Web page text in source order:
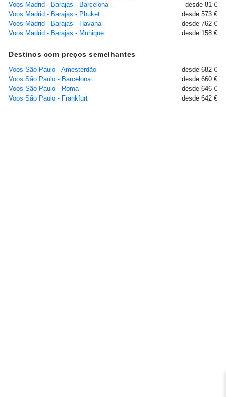
Voos Madrid - Barajas - Barcelona
desde 81 €
Voos Madrid - Barajas - Phuket
desde 573 €
Voos Madrid - Barajas - Havana
desde 762 €
Voos Madrid - Barajas - Munique
desde 158 €
Destinos com preços semelhantes
Voos São Paulo - Amesterdão
desde 682 €
Voos São Paulo - Barcelona
desde 660 €
Voos São Paulo - Roma
desde 646 €
Voos São Paulo - Frankfurt
desde 642 €